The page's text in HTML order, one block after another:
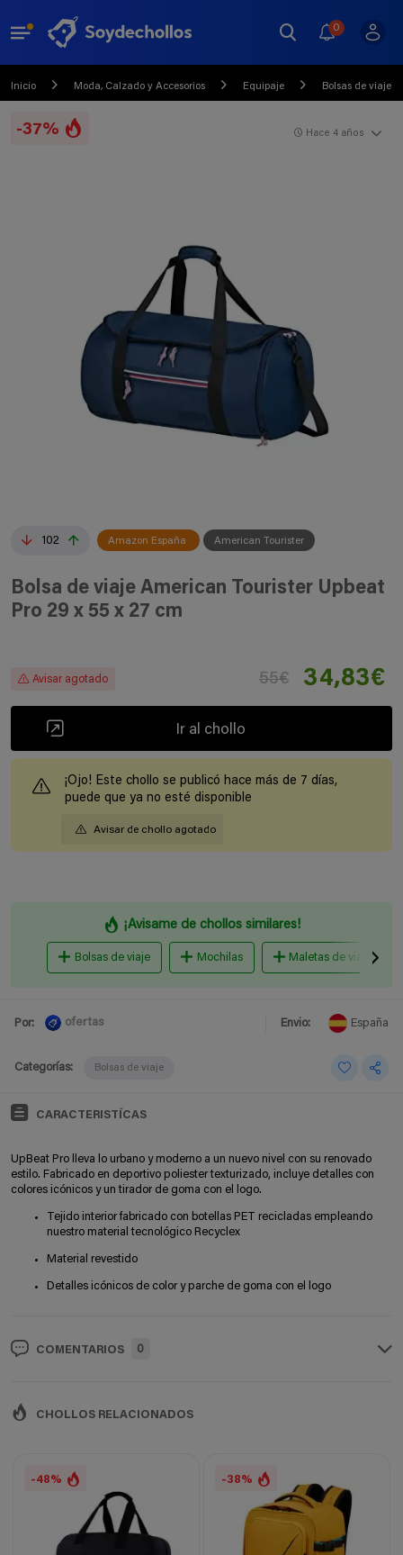
0
Inicio Moda, Calzado y Accesorios Equipaje Bolsas de viaje
-37%
102 Amazon España American Tourister
Hace 4 años
Bolsa de viaje American Tourister Upbeat
Pro 29 x 55 x 27 cm
Avisar agotado 55€ 34,83€
Ir al chollo
¡Ojo! Este chollo se publicó hace más de 7 días,
puede que ya no esté disponible
Avisar de chollo agotado
¡Avisame de chollos similares!
Bolsas de viaje Mochilas Maletas de viaje
Por: ofertas Envio: España
Categorías: Bolsas de viaje
CARACTERISTÍCAS
UpBeat Pro lleva lo urbano y moderno a un nuevo nivel con su renovado
estilo. Fabricado en deportivo poliester texturizado, incluye detalles con
colores icónicos y un tirador de goma con el logo.
Tejido interior fabricado con botellas PET recicladas empleando
nuestro material tecnológico Recyclex
Material revestido
Detalles icónicos de color y parche de goma con el logo
COMENTARIOS 0
CHOLLOS RELACIONADOS
-48% -38%